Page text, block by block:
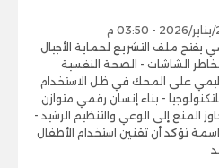
يفتح ملف التشريع لحماية الأجيال
الشاشات - الصحة النفسية
على المحك في ظل الاستخدام
- بناء إنسان رقمي متوازن
المنع إلى الوعي والتنظيم الرشيد -
تؤكد أن تقنين استخدام الأطفال